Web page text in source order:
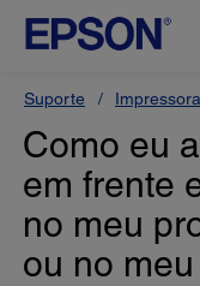
Suporte
Como eu
em frente
no meu
ou no